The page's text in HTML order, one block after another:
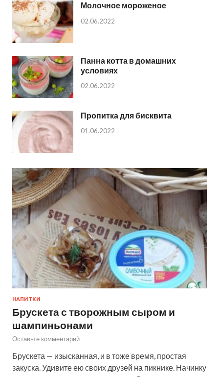
Молочное мороженое
02.06.2022
Панна котта в домашних
условиях
02.06.2022
Пропитка для бисквита
01.06.2022
НАПИТКИ
Брускета с творожным сыром и
шампиньонами
Оставьте комментарий
Брускета — изысканная, и в тоже время, простая
закуска. Удивите ею своих друзей на пикнике. Начинку